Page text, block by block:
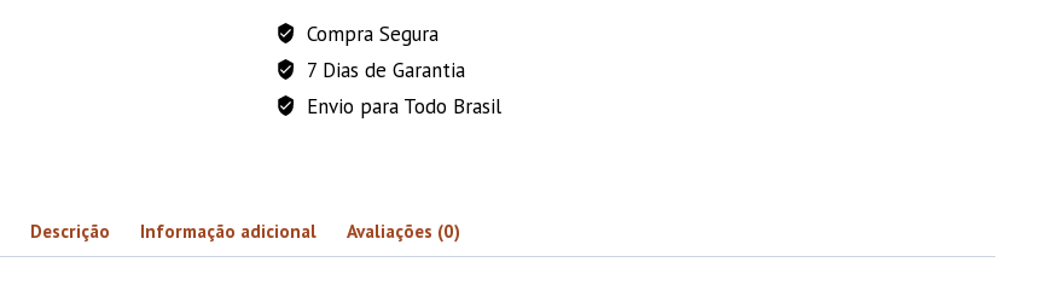
quantidade
Compra Segura
7 Dias de Garantia
Envio para Todo Brasil
Descrição Informação adicional Avaliações (0)